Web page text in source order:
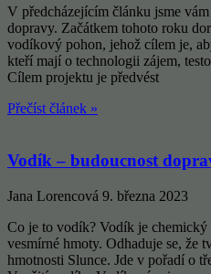
V předcházejícím článku jsme
dopravy. Začátkem tohoto roku
vodíkový pohon, jehož cílem je,
kteří mají o technologii zájem,
Cílem projektu je předvést
Přečíst článek »
Vodík – budoucnost
Jana Lorencová 9. března 2023
Co je to vodík? Vodík je
vesmírné hmoty. Odhaduje se, že
hmotnosti Slunce. Jde v pořadí o